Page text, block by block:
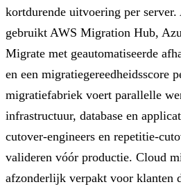
kortdurende uitvoering per
gebruikt AWS Migration Hub,
Migrate met geautomatiseerde
en een migratiegereedheidsscore
migratiefabriek voert parallelle
infrastructuur, database en
cutover-engineers en repetitie-
valideren vóór productie. Cloud
afzonderlijk verpakt voor klanten